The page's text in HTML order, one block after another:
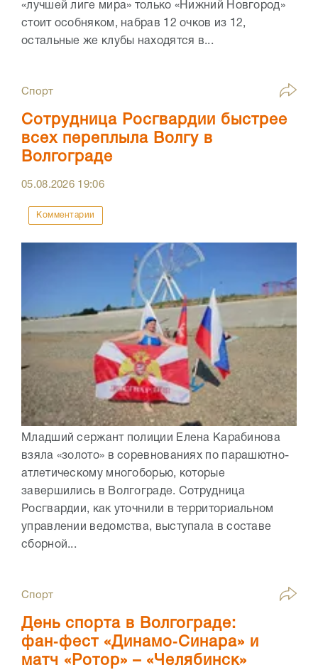
«лучшей лиге мира» только «Нижний Новгород»
стоит особняком, набрав 12 очков из 12,
остальные же клубы находятся в...
Спорт
Сотрудница Росгвардии быстрее
всех переплыла Волгу в
Волгограде
05.08.2026 19:06
Комментарии
Младший сержант полиции Елена Карабинова
взяла «золото» в соревнованиях по парашютно-
атлетическому многоборью, которые
завершились в Волгограде. Сотрудница
Росгвардии, как уточнили в территориальном
управлении ведомства, выступала в составе
сборной...
Спорт
День спорта в Волгограде:
фан‑фест «Динамо‑Синара» и
матч «Ротор» – «Челябинск»